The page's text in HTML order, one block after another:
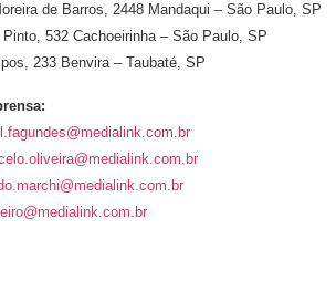
de Barros, 2448 Mandaqui – São Paulo, SP
Cachoeirinha – São Paulo, SP
233 Benvira – Taubaté, SP